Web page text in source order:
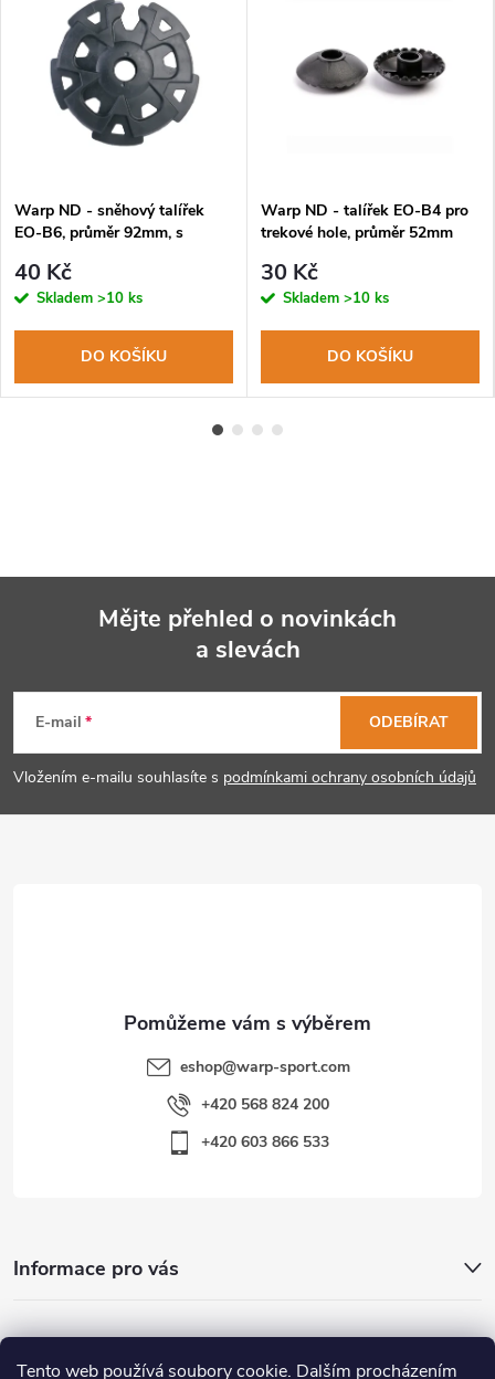
Tento web používá soubory cookie. Dalším procházením
Warp ND - sněhový talířek
EO-B6, průměr 92mm, s
40 Kč
Skladem >10 ks
DO KOŠÍKU
Warp ND - talířek EO-B4 pro
trekové hole, průměr 52mm
30 Kč
Skladem >10 ks
DO KOŠÍKU
p
a
Mějte přehled o novinkách
a slevách
E-mail
Vložením e-mailu souhlasíte s podmínkami ochrany osobních údajů
ODEBÍRAT
eshop@warp-sport.com
+420 568 824 200
+420 603 866 533
Informace pro vás
Nejhledanější